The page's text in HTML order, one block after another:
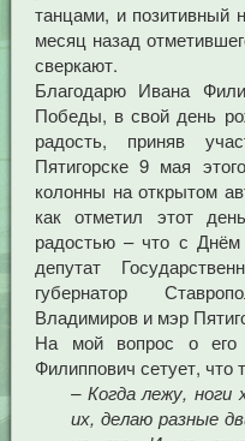
танцами, и позитивный
месяц назад
сверкают.
Благодарю Ивана
Победы, в свой день
радость, приняв
Пятигорске 9 мая
колонны на открытом
как отметил этот
радостью – что с Днём
депутат
губернатор
Владимиров и мэр
На мой вопрос о его
Филиппович сетует, что
– Когда лежу,
их, делаю разные